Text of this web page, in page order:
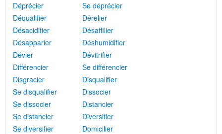
Déprécier
Se déprécier
Déqualifier
Dérelier
Désacidifier
Désaffilier
Désapparier
Déshumidifier
Dévier
Dévitrifier
Différencier
Se différencier
Disgracier
Disqualifier
Se disqualifier
Dissocier
Se dissocier
Distancier
Se distancier
Diversifier
Se diversifier
Domicilier